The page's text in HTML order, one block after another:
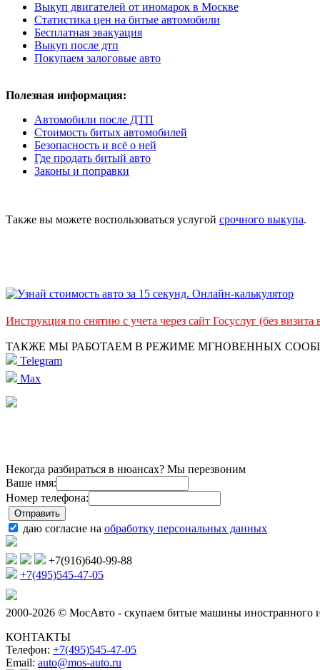
Выкуп двигателей от иномарок в Москве
Статистика цен на битые автомобили
Бесплатная эвакуация
Выкуп после дтп
Покупаем залоговые авто
Полезная информация:
Автомобили после ДТП
Стоимость битых автомобилей
Безопасность и всё о ней
Где продать битый авто
Законы и поправки
Также вы можете воспользоваться услугой срочного выкупа.
Инструкция по снятию с учета через сайт Госуслуг (без
ТАКЖЕ МЫ РАБОТАЕМ В РЕЖИМЕ МГНОВЕННЫХ
Telegram
Max
Некогда разбираться в нюансах? Мы перезвоним
Ваше имя:
Номер телефона:
даю согласие на обработку персональных данных
+7(916)640-99-88
+7(495)545-47-05
2000-2026 © МосАвто - скупаем битые машины иностранного
КОНТАКТЫ
Телефон: +7(495)545-47-05
Email: auto@mos-auto.ru